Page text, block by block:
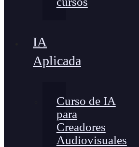
IA
Aplicada
Curso de IA
para
Creadores
Audiovisuales